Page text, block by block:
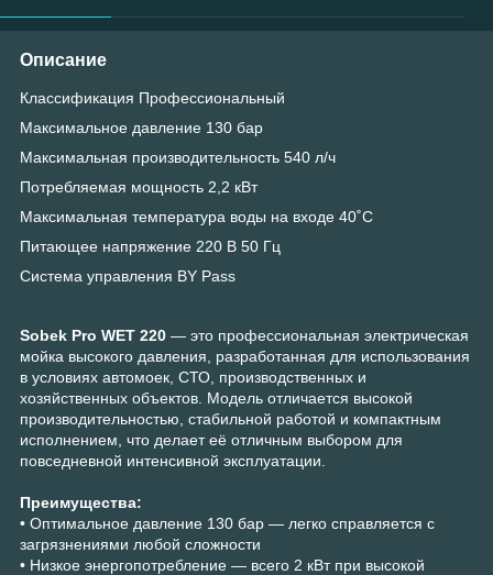
Описание
Классификация Профессиональный
Максимальное давление 130 бар
Максимальная производительность 540 л/ч
Потребляемая мощность 2,2 кВт
Максимальная температура воды на входе 40˚С
Питающее напряжение 220 В 50 Гц
Система управления BY Pass
Sobek Pro WET 220 — это профессиональная электрическая
мойка высокого давления, разработанная для использования
в условиях автомоек, СТО, производственных и
хозяйственных объектов. Модель отличается высокой
производительностью, стабильной работой и компактным
исполнением, что делает её отличным выбором для
повседневной интенсивной эксплуатации.
Преимущества:
• Оптимальное давление 130 бар — легко справляется с
загрязнениями любой сложности
• Низкое энергопотребление — всего 2 кВт при высокой